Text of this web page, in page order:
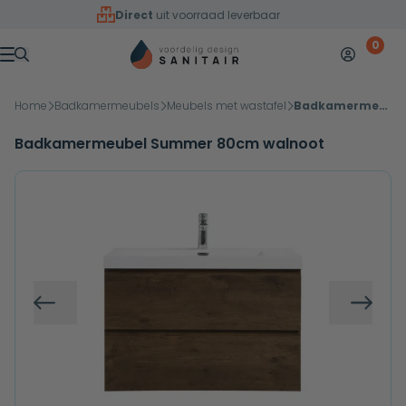
Overslaan naar inhoud
Direct uit voorraad leverbaar
Menu
Mijn 0
Home Badkamermeubels Meubels met wastafel Badkamermeubel Summer 80cm walnoot
Badkamermeubel Summer 80cm walnoot
Vorige